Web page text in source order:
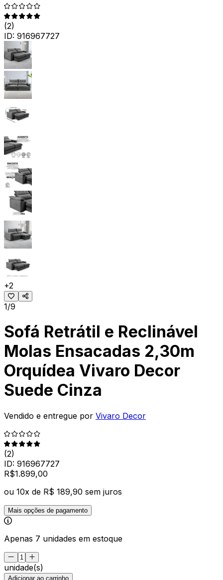
(2)
ID: 916967727
+2
1/9
Sofá Retrátil e Reclinável
Molas Ensacadas 2,30m
Orquídea Vivaro Decor
Suede Cinza
Vendido e entregue por Vivaro Decor
(2)
ID: 916967727
R$1.899,00
ou 10x de R$ 189,90 sem juros
Mais opções de pagamento
Apenas 7 unidades em estoque
unidade(s)
Adicionar ao carrinho